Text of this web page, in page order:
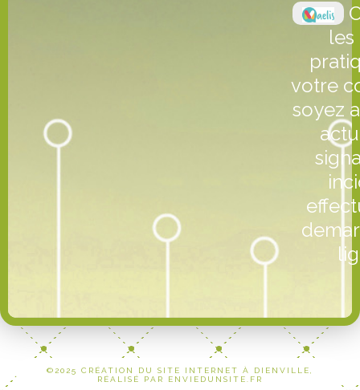
les
votre
soyez
©2025 CRÉATION DU SITE INTERNET À DIENVILLE,
RÉALISÉ PAR ENVIEDUNSITE.FR